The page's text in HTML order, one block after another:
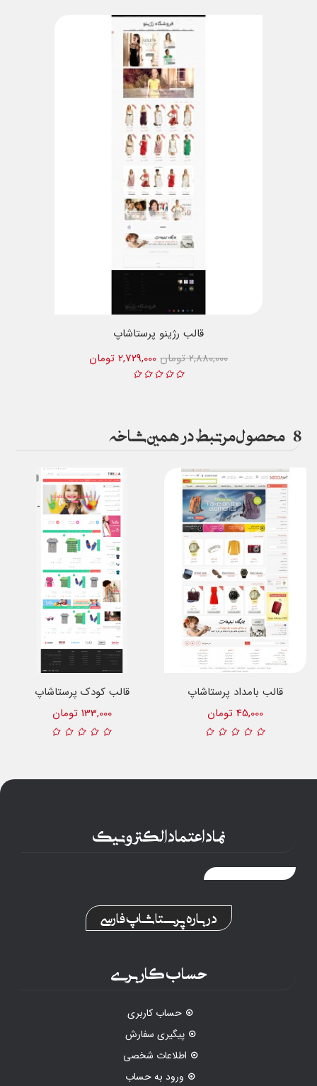
قالب رژینو پرستاشاپ
2,729,000 تومان
2,880,000 تومان
8 محصول مرتبط در همین شاخه
قالب کودک پرستاشاپ
133,000 تومان
قالب بامداد پرستاشاپ
45,000 تومان
نماد اعتماد الکترونیک
درباره پرستاشاپ فارسی
حساب کاربری
حساب کاربری
پیگیری سفارش
اطلاعات شخصی
ورود به حساب